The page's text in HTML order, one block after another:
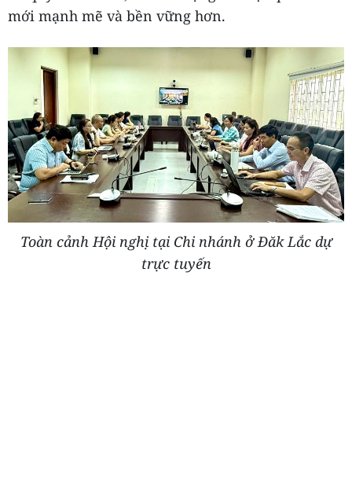
mới mạnh mẽ và bền vững hơn.
Toàn cảnh Hội nghị tại Chi nhánh ở Đăk Lắc dự
trực tuyến